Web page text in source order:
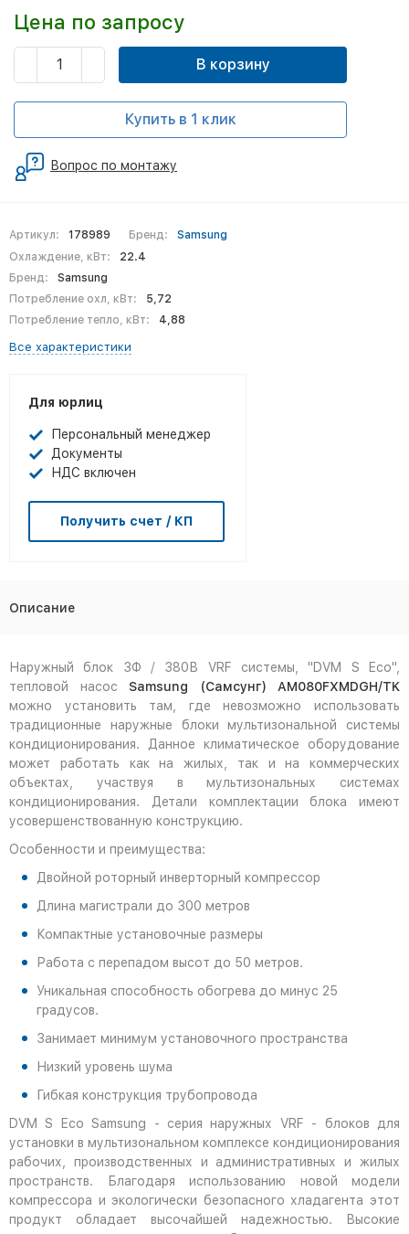
Артикул: 178989 Бренд:
Samsung
Охлаждение, кВт:
22.4
Бренд:
Samsung
Потребление охл, кВт:
5,72
Потребление тепло, кВт:
4,88
Все характеристики
Для юрлиц
Персональный менеджер
Документы
НДС включен
Получить счет / КП
Цена по запросу
В корзину
Купить в 1 клик
Вопрос по монтажу
Описание
Наружный блок 3Ф / 380В VRF системы, "DVM S Eco",
тепловой насос
Samsung (Самсунг) AM080FXMDGH/TK
можно установить там, где невозможно использовать
традиционные наружные блоки мультизональной системы
кондиционирования. Данное климатическое оборудование
может работать как на жилых, так и на коммерческих
объектах, участвуя в мультизональных системах
кондиционирования. Детали комплектации блока имеют
усовершенствованную конструкцию.
Особенности и преимущества:
Двойной роторный инверторный компрессор
Длина магистрали до 300 метров
Компактные установочные размеры
Работа с перепадом высот до 50 метров.
Уникальная способность обогрева до минус 25
градусов.
Занимает минимум установочного пространства
Низкий уровень шума
Гибкая конструкция трубопровода
DVM S Eco Samsung - серия наружных VRF - блоков для
установки в мультизональном комплексе кондиционирования
рабочих, производственных и административных и жилых
пространств. Благодаря использованию новой модели
компрессора и экологически безопасного хладагента этот
продукт обладает высочайшей надежностью. Высокие